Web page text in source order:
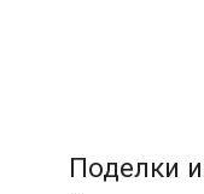
Поделки